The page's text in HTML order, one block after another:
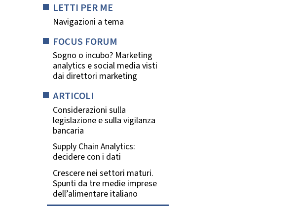
LETTI PER ME
Navigazioni a tema
FOCUS FORUM
Sogno o incubo? Marketing
analytics e social media visti
dai direttori marketing
ARTICOLI
Considerazioni sulla
legislazione e sulla vigilanza
bancaria
Supply Chain Analytics:
decidere con i dati
Crescere nei settori maturi.
Spunti da tre medie imprese
dell’alimentare italiano